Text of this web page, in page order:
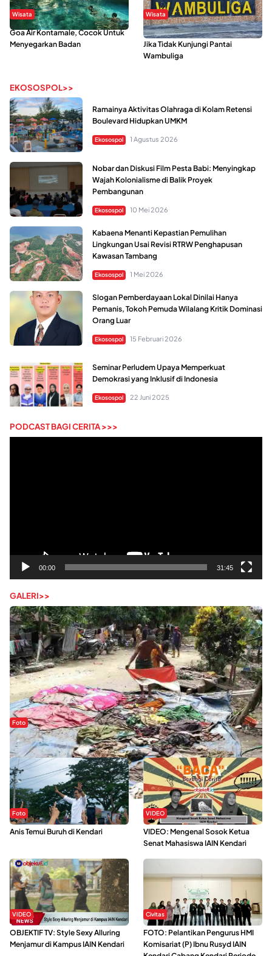
Wisata
Goa Air Kontamale, Cocok Untuk
Menyegarkan Badan
Wisata
Berkunjung Ke Wakatobi, Nyesal
Jika Tidak Kunjungi Pantai
Wambuliga
EKOSOSPOL>>
Ramainya Aktivitas Olahraga di Kolam Retensi
Boulevard Hidupkan UMKM
Ekosospol 1 Agustus 2026
Nobar dan Diskusi Film Pesta Babi: Menyingkap
Wajah Kolonialisme di Balik Proyek
Pembangunan
Ekosospol 10 Mei 2026
Kabaena Menanti Kepastian Pemulihan
Lingkungan Usai Revisi RTRW Penghapusan
Kawasan Tambang
Ekosospol 1 Mei 2026
Slogan Pemberdayaan Lokal Dinilai Hanya
Pemanis, Tokoh Pemuda Wilalang Kritik Dominasi
Orang Luar
Ekosospol 15 Februari 2026
Seminar Perludem Upaya Memperkuat
Demokrasi yang Inklusif di Indonesia
Ekosospol 22 Juni 2025
PODCAST BAGI CERITA >>>
00:00 31:45
GALERI>>
Foto
Sejak Banjir Bandang, Warga Butuhkan Air Bersih
Foto
Anis Temui Buruh di Kendari
VIDEO
VIDEO: Mengenal Sosok Ketua
Senat Mahasiswa IAIN Kendari
VIDEO
OBJEKTIF TV: Style Sexy Alluring
Menjamur di Kampus IAIN Kendari
Civitas
FOTO: Pelantikan Pengurus HMI
Komisariat (P) Ibnu Rusyd IAIN